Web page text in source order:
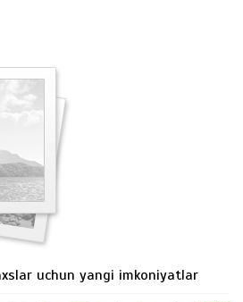
uchun yangi imkoniyatlar